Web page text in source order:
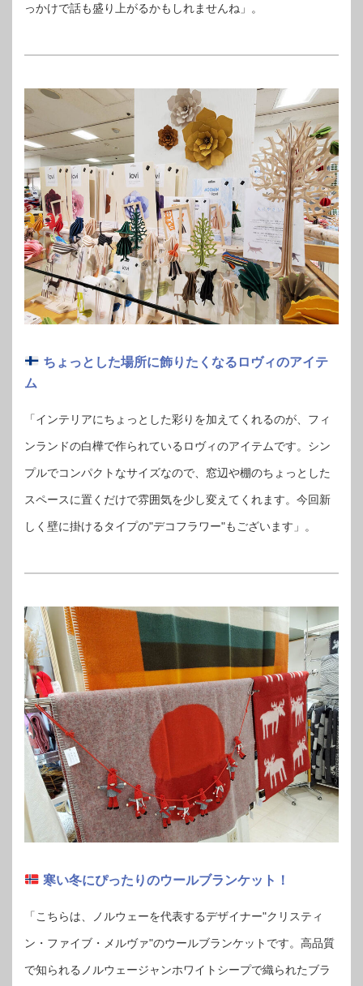
っかけで話も盛り上がるかもしれませんね」。
ちょっとした場所に飾りたくなるロヴィのアイテ
ム
「インテリアにちょっとした彩りを加えてくれるのが、フィ
ンランドの白樺で作られているロヴィのアイテムです。シン
プルでコンパクトなサイズなので、窓辺や棚のちょっとした
スペースに置くだけで雰囲気を少し変えてくれます。今回新
しく壁に掛けるタイプの"デコフラワー"もございます」。
寒い冬にぴったりのウールブランケット！
「こちらは、ノルウェーを代表するデザイナー"クリスティ
ン・ファイブ・メルヴァ"のウールブランケットです。高品質
で知られるノルウェージャンホワイトシープで織られたブラ